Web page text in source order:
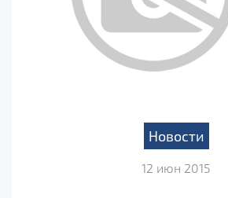
Новости
12 июн 2015